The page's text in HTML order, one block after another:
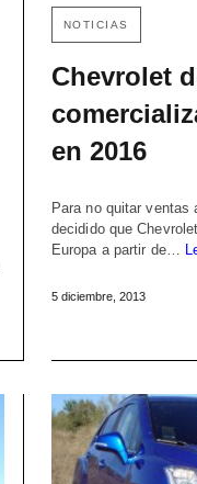
NOTICIAS
Chevrolet
en 2016
Para no quitar ventas
decidido que
Europa a partir de…
5 diciembre, 2013